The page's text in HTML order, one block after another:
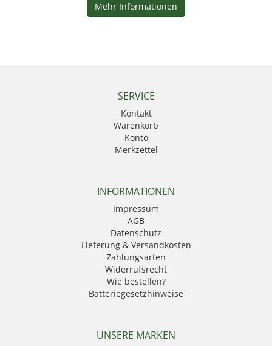
Mehr Informationen
SERVICE
Kontakt
Warenkorb
Konto
Merkzettel
INFORMATIONEN
Impressum
AGB
Datenschutz
Lieferung & Versandkosten
Zahlungsarten
Widerrufsrecht
Wie bestellen?
Batteriegesetzhinweise
UNSERE MARKEN